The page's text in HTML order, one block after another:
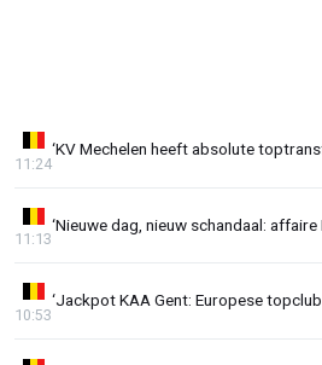
‘KV Mechelen heeft absolute
11:24
‘Nieuwe dag, nieuw schandaal: affaire
11:13
‘Jackpot KAA Gent: Europese topclub
10:53